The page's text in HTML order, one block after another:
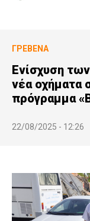
ΓΡΕΒΕΝΆ
Ενίσχυση
νέα οχήματα
πρόγραμμα
22/08/2025 - 12:26